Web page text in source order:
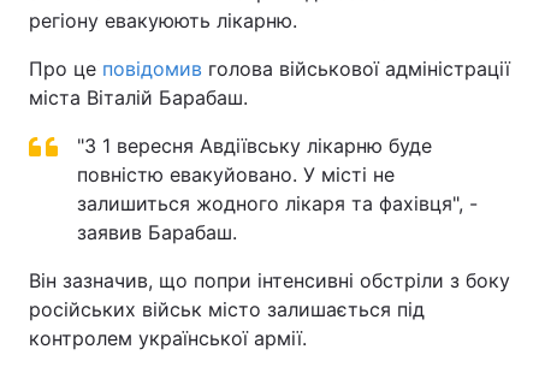
Україна Політика
Економіка Світ
Спорт Наука
Техно і зв'язок Лайт
Зброя
Здоров'я Туризм
Цікавинки Погода
регіону евакуюють лікарню.
Про це повідомив голова військової адміністрації
міста Віталій Барабаш.
"З 1 вересня Авдіївську лікарню буде
повністю евакуйовано. У місті не
залишиться жодного лікаря та фахівця", -
заявив Барабаш.
Він зазначив, що попри інтенсивні обстріли з боку
російських військ місто залишається під
контролем української армії.